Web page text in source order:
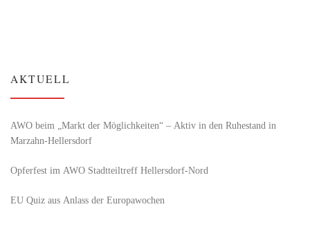
AKTUELL
AWO beim „Markt der Möglichkeiten“ – Aktiv in den Ruhestand in
Marzahn-Hellersdorf
Opferfest im AWO Stadtteiltreff Hellersdorf-Nord
EU Quiz aus Anlass der Europawochen